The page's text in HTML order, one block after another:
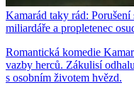
Kamarád taky rád:
miliardáře a propletenec
Romantická komedie
vazby herců. Zákulisí
s osobním životem hvězd.